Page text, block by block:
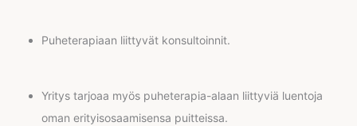
Puheterapiaan liittyvät konsultoinnit.
Yritys tarjoaa myös puheterapia-alaan liittyviä luentoja
oman erityisosaamisensa puitteissa.